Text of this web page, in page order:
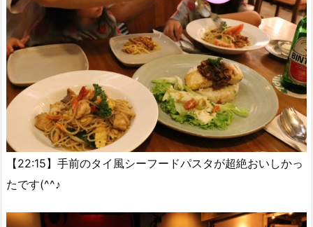
【22:15】手前のタイ風シーフードパスタが超絶おいしかっ
たです(^^♪